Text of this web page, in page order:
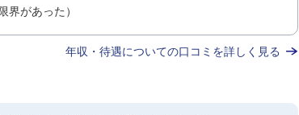
界があった）
年収・待遇についての口コミを詳しく見る